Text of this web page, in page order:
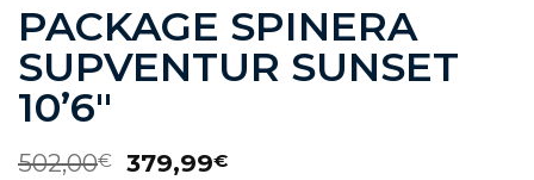
PACKAGE SPINERA
SUPVENTUR SUNSET
10’6″
502,00€ 379,99€